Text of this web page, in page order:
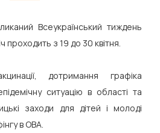
Всеукраїнський тиждень
проходить з 19 до 30 квітня.
дотримання графіка
ситуацію в області та
заходи для дітей і молоді
в ОВА.